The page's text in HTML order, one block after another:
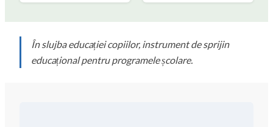
În slujba educației copiilor, instrument de sprijin
educațional pentru programele școlare.